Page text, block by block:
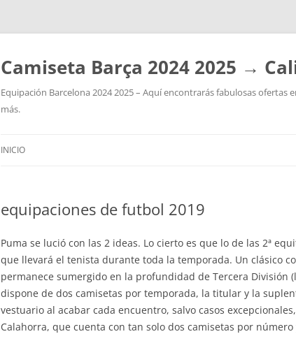
Camiseta Barça 2024 2025 →
Equipación Barcelona 2024 2025 – Aquí encontrarás fabulosas ofertas
más.
INICIO
equipaciones de futbol 2019
Puma se lució con las 2 ideas. Lo cierto es que lo de las 2ª
que llevará el tenista durante toda la temporada. Un clásico
permanece sumergido en la profundidad de Tercera División
dispone de dos camisetas por temporada, la titular y la
vestuario al acabar cada encuentro, salvo casos
Calahorra, que cuenta con tan solo dos camisetas por